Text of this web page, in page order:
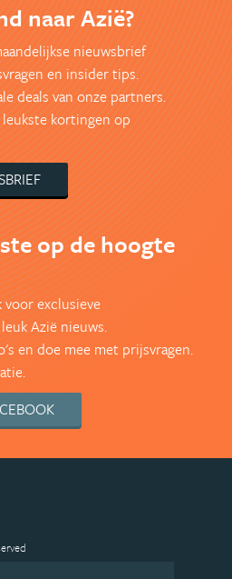
naar Azië?
nieuwsbrief
en insider tips.
deals van onze partners.
kortingen op
op de hoogte
voor exclusieve
Azië nieuws.
en doe mee met prijsvragen.